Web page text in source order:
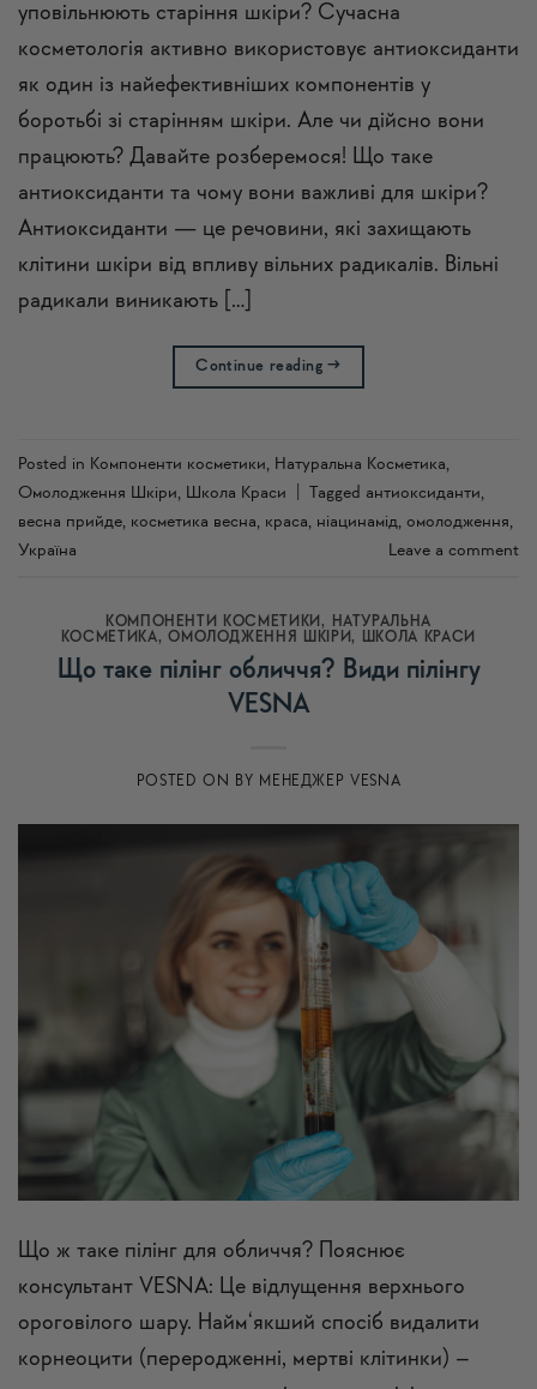
уповільнюють старіння шкіри? Сучасна
косметологія активно використовує антиоксиданти
як один із найефективніших компонентів у
боротьбі зі старінням шкіри. Але чи дійсно вони
працюють? Давайте розберемося! Що таке
антиоксиданти та чому вони важливі для шкіри?
Антиоксиданти — це речовини, які захищають
клітини шкіри від впливу вільних радикалів. Вільні
радикали виникають […]
Continue reading→
Posted in Компоненти косметики, Натуральна Косметика,
Омолодження Шкіри, Школа Краси Tagged антиоксиданти,
весна прийде, косметика весна, краса, ніацинамід, омолодження,
Україна
Leave a comment
КОМПОНЕНТИ КОСМЕТИКИ ,
НАТУРАЛЬНА
КОСМЕТИКА,ОМОЛОДЖЕННЯ ШКІРИ , ШКОЛА КРАСИ
Що таке пілінг обличчя? Види пілінгу
VESNA
POSTED ON BY МЕНЕДЖЕР VESNA
Що ж таке пілінг для обличчя? Пояснює
консультант VESNA: Це відлущення верхнього
ороговілого шару. Найм‘якший спосіб видалити
корнеоцити (переродженні, мертві клітинки) –